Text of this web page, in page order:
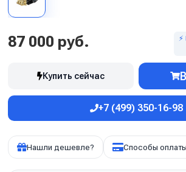
87 000 руб.
Купить сейчас
+7 (499) 350-16-98
Нашли дешевле? Способы оплаты